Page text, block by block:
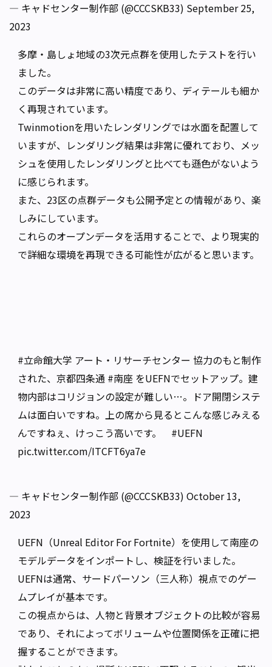
— キャドセンター制作部 (@CCCSKB33) September 25,
2023
多摩・島しょ地域の3次元点群を使用したテストを行い
ました。
このデータは非常に高い精度であり、ディテールも細か
く再現されています。
Twinmotionを用いたレンダリングでは水面を配置して
いますが、レンダリング結果は非常に優れており、メッ
シュを使用したレンダリングと比べても遜色がないよう
に感じられます。
また、23区の点群データも公開予定との情報があり、楽
しみにしています。
これらのオープンデータを活用することで、より現実的
で詳細な環境を再現できる可能性が広がると思います。
#立命館大学 アート・リサーチセンター 協力のもと制作
された、京都四条通 #南座 をUEFNでセットアップ。建
物内部はコリジョンの設定が難しい…。ドア開閉システ
ムは面白いですね。上の席から見るとこんな感じみえる
んですねぇ、けっこう高いです。 #UEFN
pic.twitter.com/ITCFT6ya7e
— キャドセンター制作部 (@CCCSKB33) October 13,
2023
UEFN（Unreal Editor For Fortnite）を使用して南座の
モデルデータをインポートし、検証を行いました。
UEFNは通常、サードパーソン（三人称）視点でのゲー
ムプレイが基本です。
この視点からは、人物と背景オブジェクトの比較が容易
であり、それによってボリュームや位置関係を正確に把
握することができます。